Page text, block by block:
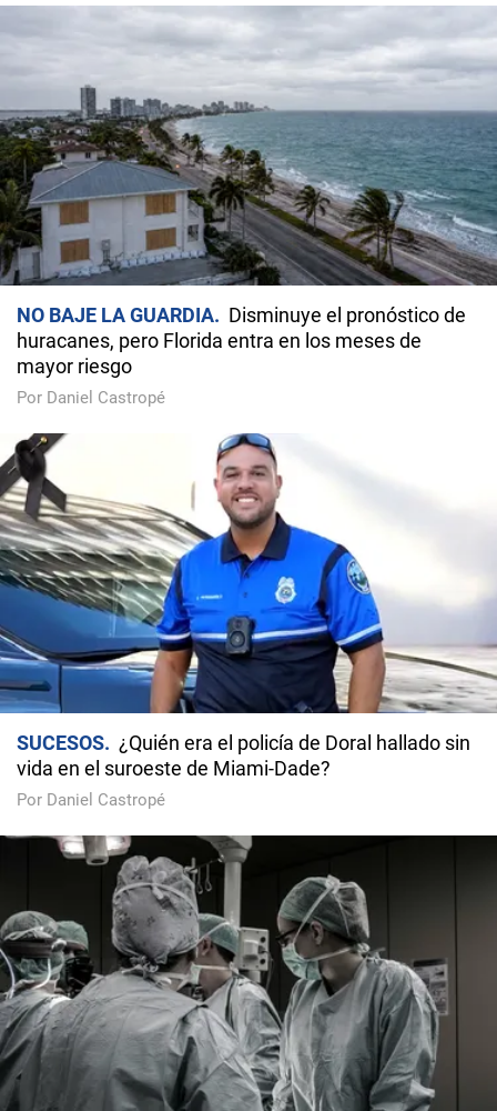
NO BAJE LA GUARDIA
Disminuye el pronóstico de
huracanes, pero Florida entra en los meses de
mayor riesgo
Por Daniel Castropé
SUCESOS
¿Quién era el policía de Doral hallado sin
vida en el suroeste de Miami-Dade?
Por Daniel Castropé